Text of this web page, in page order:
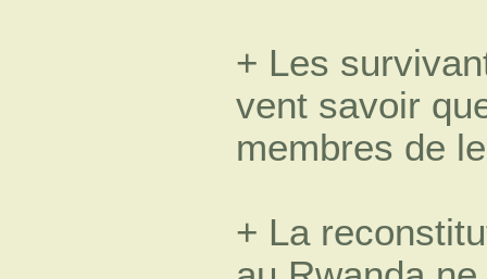
+ Les
vent savoir
membres de
+ La